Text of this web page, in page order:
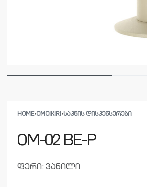
HOME›OMOIKIRI ›ᲡᲐᲞᲜᲘᲡ ᲓᲘᲡᲞᲔᲜᲡᲔᲠᲔᲑᲘ
OM-02 BE-P
ფერი: ვანილი